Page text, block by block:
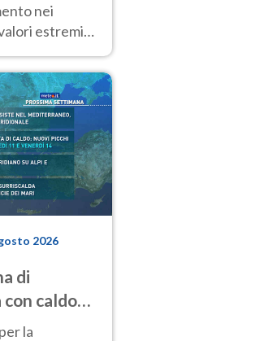
nei
estremi
2026
di
con caldo
temporale
la